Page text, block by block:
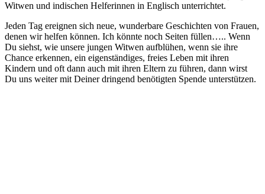
Witwen und indischen Helferinnen in Englisch unterrichtet.
Jeden Tag ereignen sich neue, wunderbare Geschichten von Frauen,
denen wir helfen können. Ich könnte noch Seiten füllen….. Wenn
Du siehst, wie unsere jungen Witwen aufblühen, wenn sie ihre
Chance erkennen, ein eigenständiges, freies Leben mit ihren
Kindern und oft dann auch mit ihren Eltern zu führen, dann wirst
Du uns weiter mit Deiner dringend benötigten Spende unterstützen.